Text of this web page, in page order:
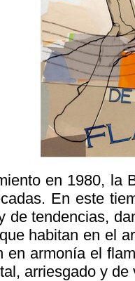
en 1980, la
En este
de tendencias,
habitan en el
en armonía el
arriesgado y de